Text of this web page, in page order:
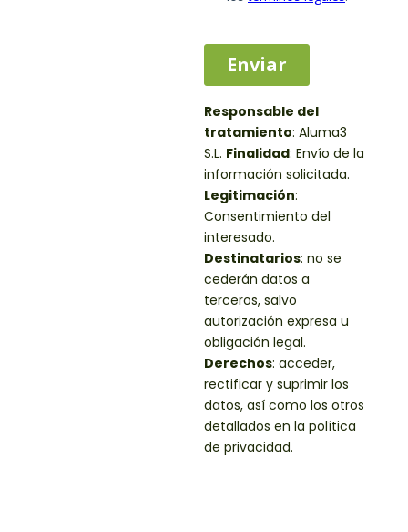
Responsable del
tratamiento: Aluma3
S.L. Finalidad: Envío de la
información solicitada.
Legitimación:
Consentimiento del
interesado.
Destinatarios: no se
cederán datos a
terceros, salvo
autorización expresa u
obligación legal.
Derechos: acceder,
rectificar y suprimir los
datos, así como los otros
detallados en la política
de privacidad.